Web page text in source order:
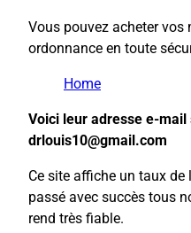
Vous pouvez acheter vos
ordonnance en toute
Home
Voici leur adresse e-mail
drlouis10@gmail.com
Ce site affiche un taux de
passé avec succès tous
rend très fiable.